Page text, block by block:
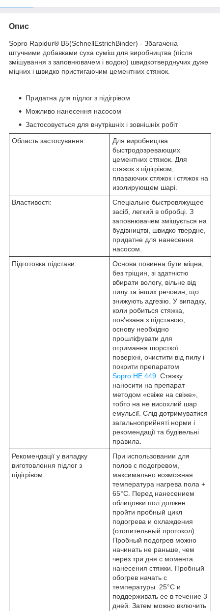
Опис
Sopro Rapidur® B5(SchnellEstrichBinder) - Збагачена
штучними добавками суха суміш для виробництва (після
змішування з заповнювачем і водою) швидкотверднучих дуже
міцних і швидко пристигаючим цементних стяжок.
Придатна для підлог з підігрівом
Можливо нанесення насосом
Застосовується для внутрішніх і зовнішніх робіт
Область застосування:
Для виробництва
быстродозревающих
цементних стяжок. Для
стяжок з підігрівом,
плаваючих стяжок і стяжок на
изолирующем шарі.
Властивості:
Спеціальне быстровяжущее
засіб, легкий в обробці. З
заповнювачем змішується на
будівництві, швидко твердне,
придатне для нанесення
насосом.
Підготовка підстави:
Основа повинна бути міцна,
без тріщин, зі здатністю
вбирати вологу, вільне від
пилу та інших речовин, що
знижують адгезію. У випадку,
коли робиться стяжка,
пов'язана з підставою,
основу необхідно
прошліфувати для
отримання шорсткої
поверхні, очистити від пилу і
покрити препаратом
Sopro HE 449 . Стяжку
наносити на препарат
методом «свіже на свіже»,
тобто на не висохлий шар
емульсії. Слід дотримуватися
загальноприйняті норми і
рекомендації та будівельні
правила.
Рекомендації у випадку
виготовлення підлог з
підігрівом:
При использовании для
полов с подогревом,
максимально возможная
температура нагрева пола +
65°С. Перед нанесением
облицовки пол должен
пройти пробный цикл
подогрева и охлаждения
(отопительный протокол).
Пробный подогрев можно
начинать не раньше, чем
через три дня с момента
нанесения стяжки. Пробный
обогрев начать с
температуры 25°С и
поддерживать ее в течение 3
дней. Затем можно включить